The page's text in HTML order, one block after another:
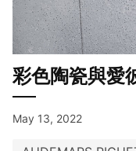
彩色陶瓷與愛
May 13, 2022